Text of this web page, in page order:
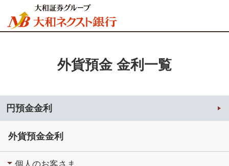
外貨預金 金利一覧
円預金金利
外貨預金金利